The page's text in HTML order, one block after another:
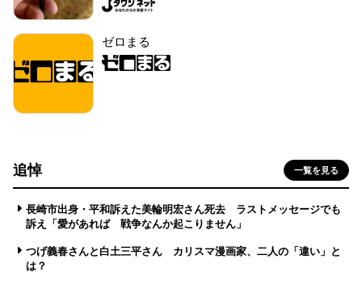
ゼロまる
追悼 一覧を見る
長崎市出身・平和訴えた美輪明宏さん死去 ラストメッセージでも
訴え「愛があれば 戦争なんか起こりません」
つげ義春さんと白土三平さん カリスマ漫画家、二人の「違い」と
は？